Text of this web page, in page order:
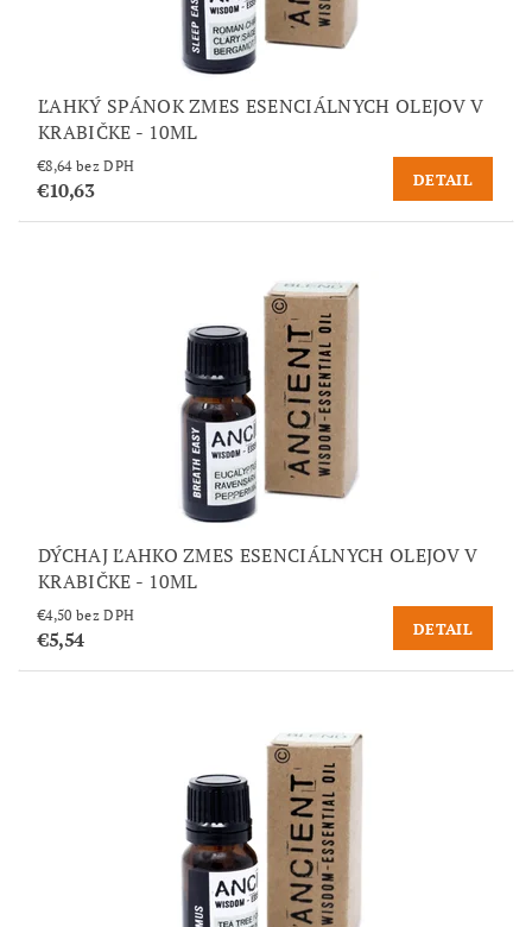
ĽAHKÝ SPÁNOK ZMES ESENCIÁLNYCH OLEJOV V
KRABIČKE - 10ML
€8,64 bez DPH
€10,63 DETAIL
DÝCHAJ ĽAHKO ZMES ESENCIÁLNYCH OLEJOV V
KRABIČKE - 10ML
€4,50 bez DPH
€5,54 DETAIL